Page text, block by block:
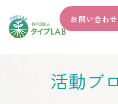
お問い合わせ
活動ブ